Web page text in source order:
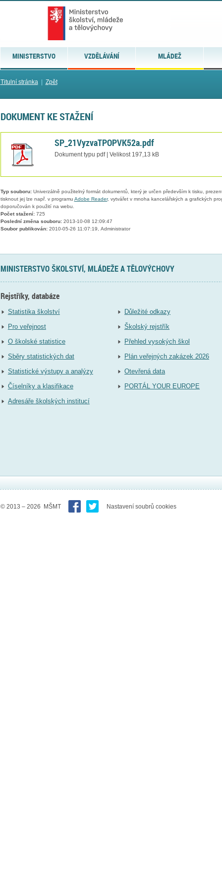
MINISTERSTVO VZDĚLÁVÁNÍ MLÁDEŽ
Titulní stránka| Zpět
DOKUMENT KE STAŽENÍ
SP_21VyzvaTPOPVK52a.pdf
Dokument typu pdf | Velikost 197,13 kB
Typ souboru:Univerzálně použitelný formát dokumentů, který je určen především k tisku,
tisknout jej lze např. v programu Adobe Reader, vytvářet v mnoha kancelářských a grafických
doporučován k použití na webu.
Počet stažení:725
Poslední změna souboru:2013-10-08 12:09:47
Soubor publikován:2010-05-26 11:07:19, Administrator
MINISTERSTVO ŠKOLSTVÍ, MLÁDEŽE A TĚLOVÝCHOVY
Rejstříky, databáze
Statistika školství
Pro veřejnost
O školské statistice
Sběry statistických dat
Statistické výstupy a analýzy
Číselníky a klasifikace
Adresáře školských institucí
Důležité odkazy
Školský rejstřík
Přehled vysokých škol
Plán veřejných zakázek 2026
Otevřená data
PORTÁL YOUR EUROPE
© 2013 – 2026 MŠMT Nastavení soubrů cookies